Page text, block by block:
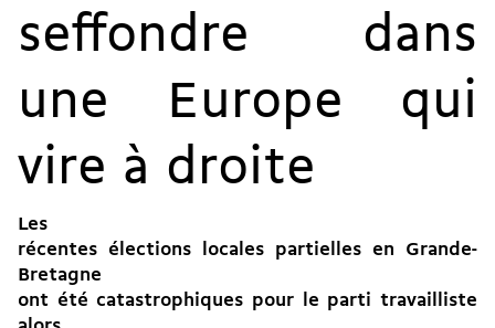
seffondre dans
une Europe qui
vire à droite
Les
récentes élections locales partielles en Grande-
Bretagne
ont été catastrophiques pour le parti travailliste